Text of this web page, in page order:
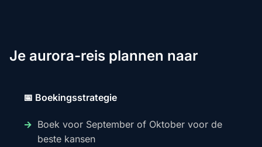
Je aurora-reis plannen naar
📅 Boekingsstrategie
Boek voor September of Oktober voor de
beste kansen